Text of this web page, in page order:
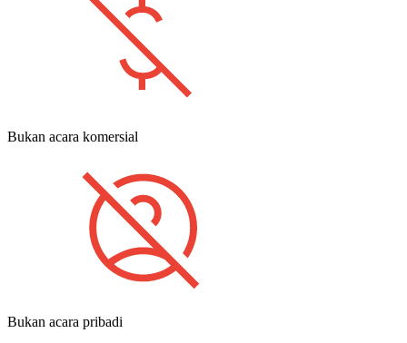
Bukan acara komersial
Bukan acara pribadi